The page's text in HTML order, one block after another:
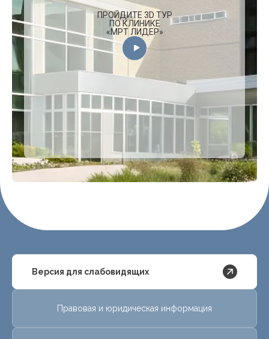
ПРОЙДИТЕ 3D ТУР
ПО КЛИНИКЕ
«МРТ ЛИДЕР»
Версия для слабовидящих
Правовая и юридическая информация